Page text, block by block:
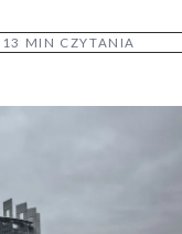
13 MIN CZYTANIA